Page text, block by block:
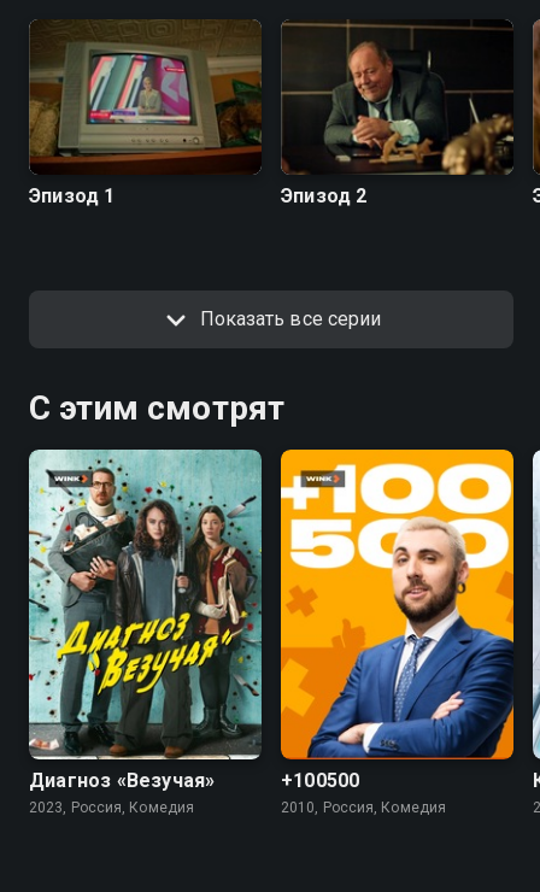
Эпизод 1 Эпизод 2
Показать все серии
С этим смотрят
7.4
Диагноз «Везучая»
2023, Россия, Комедия
5.5 4.5
+100500
2010, Россия, Комедия